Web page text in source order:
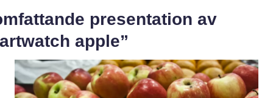
presentation av
apple”